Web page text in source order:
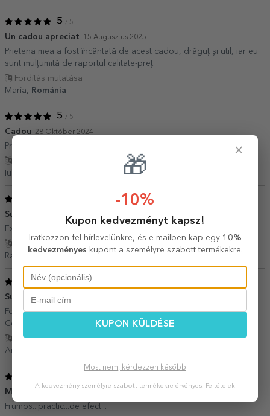
5 / 5
Un cadou apreciat 15 Augusztus 2025
Prietena mea a fost încântată de acest cadou, drăguț și util, iar eu
sunt mulțumită de raportul calitate-preț.
Fordítás mutatása
Maria,
Románia
5 / 5
Cadou 28 Október 2024
Prietena mea a fost foarte mulțumită.
Iuliana,
Super! 13 Április 2024
Exact cum l-am comandat!
Raluca,
5/ 5
Super! 11 Augusztus 2023
Foarte bine realizat, sper sa placa persoanei careia i-l ofer. :D
Comanda realizata foarte rapid.
Fordítás mutatása
Andreea,
M-am felicitat pt. idee.
Frumos...practic...de efect...
×
🎁
-10%
Kupon kedvezményt kapsz!
Iratkozzon fel hírlevelünkre, és e-mailben kap egy 10%
kedvezményes kupont a személyre szabott termékekre.
KUPON KÜLDÉSE
Most nem, kérdezzen később
A kedvezmény személyre szabott termékekre érvényes. Feltételek